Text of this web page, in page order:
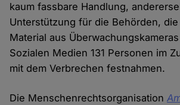
kaum fassbare Handlung,
Unterstützung für die Behörden,
Material aus
Sozialen Medien 131 Personen im
mit dem Verbrechen festnahmen.
Die Menschenrechtsorganisation